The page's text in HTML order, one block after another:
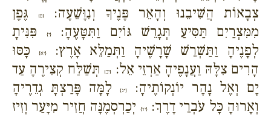
צְבָאוֹת הֲשִׁיבֵנוּ וְהָאֵר פָּנֶיךָ וְנִוָּשֵׁעָה:
{ט}
גֶּפֶן
מִמִּצְרַיִם תַּסִּיעַ תְּגָרֵשׁ גּוֹיִם וַתִּטָּעֶהָ:{י}
פִּנִּיתָ
לְפָנֶיהָ וַתַּשְׁרֵשׁ שָׁרָשֶׁיהָ וַתְּמַלֵּא אָרֶץ:
{יא}
כָּסּוּ
הָרִים צִלָּהּ וַעֲנָפֶיהָ אַרְזֵי אֵל:
{יב}תְּשַׁלַּח קְצִירֶהָ עַד
יָם וְאֶל נָהָר יוֹנְקוֹתֶיהָ:
{יג}לָמָּה פָּרַצְתָּ גְדֵרֶיהָ
וְאָרוּהָ כָּל עֹבְרֵי דָרֶךְ:{יד}
יְכַרְסְמֶנָּה חֲזִיר מִיָּעַר וְזִיז